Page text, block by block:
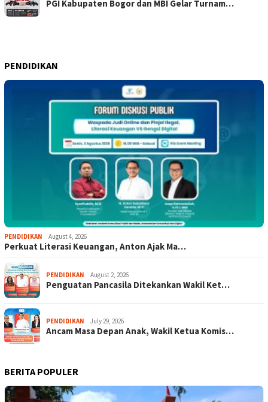
PGI Kabupaten Bogor dan MBI Gelar Turnam…
PENDIDIKAN
PENDIDIKAN August 4, 2026
Perkuat Literasi Keuangan, Anton Ajak Ma…
PENDIDIKAN August 2, 2026
Penguatan Pancasila Ditekankan Wakil Ket…
PENDIDIKAN July 29, 2026
Ancam Masa Depan Anak, Wakil Ketua Komis…
BERITA POPULER